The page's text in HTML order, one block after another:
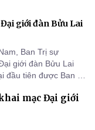
giới đàn Bửu Lai
Ban Trị sự
giới đàn Bửu Lai
đầu tiên được Ban Trị
truyền giới, đào tạo
mạc Đại giới